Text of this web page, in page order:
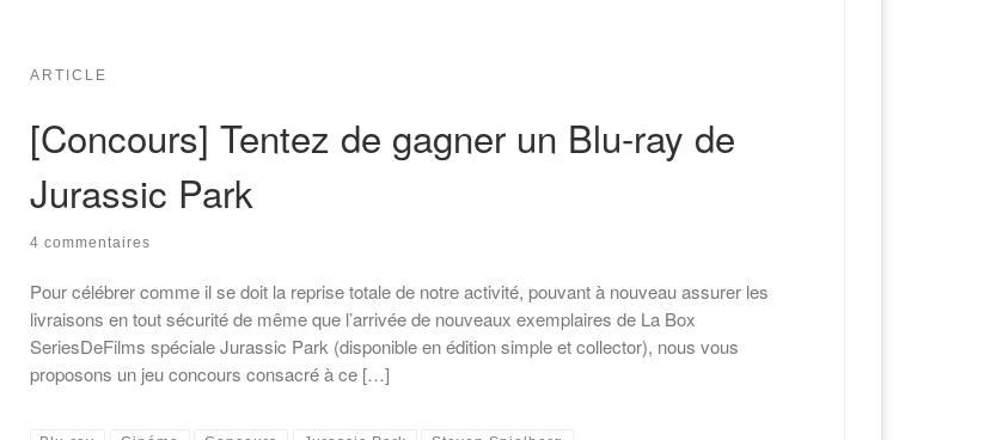
ARTICLE
[Concours] Tentez de gagner un Blu-ray de
Jurassic Park
4 commentaires
Pour célébrer comme il se doit la reprise totale de notre activité, pouvant à nouveau assurer les
livraisons en tout sécurité de même que l’arrivée de nouveaux exemplaires de La Box
SeriesDeFilms spéciale Jurassic Park (disponible en édition simple et collector), nous vous
proposons un jeu concours consacré à ce […]